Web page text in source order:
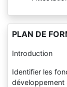
PLAN DE
Introduction
Identifier les
développement